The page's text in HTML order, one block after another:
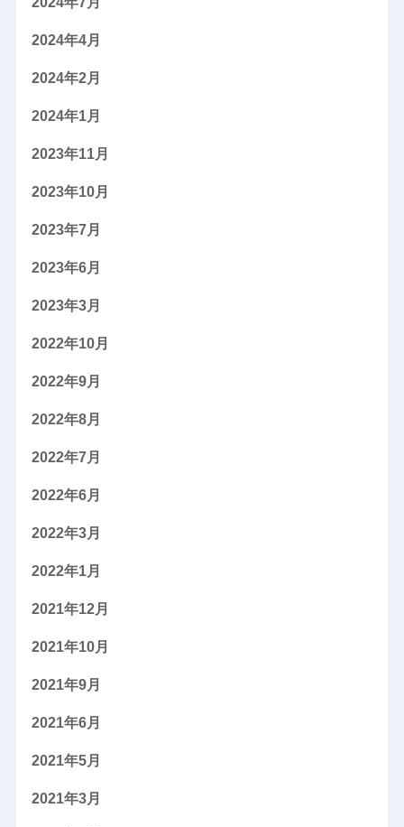
2024年4月
2024年2月
2024年1月
2023年11月
2023年10月
2023年7月
2023年6月
2023年3月
2022年10月
2022年9月
2022年8月
2022年7月
2022年6月
2022年3月
2022年1月
2021年12月
2021年10月
2021年9月
2021年6月
2021年5月
2021年3月